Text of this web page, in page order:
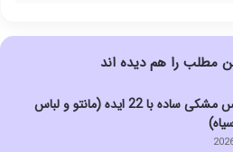
مطلب را هم دیده اند
تزیین لباس مشکی ساده با 22 ایده (مانتو و لباس